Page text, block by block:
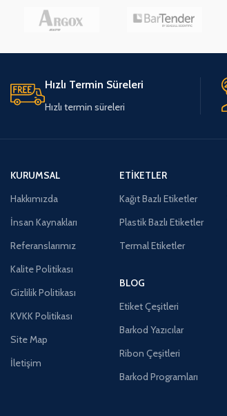
Hızlı Termin Süreleri
Hızlı termin süreleri
KURUMSAL
Hakkımızda
İnsan Kaynakları
Referanslarımız
Kalite Politikası
Gizlilik Politikası
KVKK Politikası
Site Map
İletişim
ETIKETLER
Kağıt Bazlı Etiketler
Plastik Bazlı Etiketler
Termal Etiketler
BLOG
Etiket Çeşitleri
Barkod Yazıcılar
Ribon Çeşitleri
Barkod Programları